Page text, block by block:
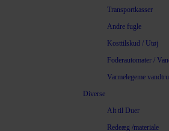
Transportkasser
Andre fugle
Kosttilskud / Utøj
Foderautomater /
Varmelegeme
Diverse
Alt til Duer
Redeæg /materiale